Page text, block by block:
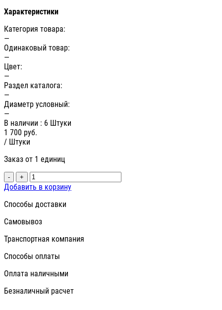
Характеристики
Категория товара:
—
Одинаковый товар:
—
Цвет:
—
Раздел каталога:
—
Диаметр условный:
—
В наличии : 6 Штуки
1 700 руб.
/ Штуки
Заказ от 1 единиц
- +
Добавить в корзину
Способы доставки
Самовывоз
Транспортная компания
Способы оплаты
Оплата наличными
Безналичный расчет